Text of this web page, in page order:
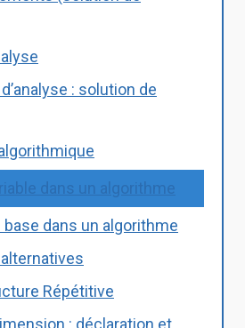
: solution de
dans un algorithme
dans un algorithme
Répétitive
: déclaration et